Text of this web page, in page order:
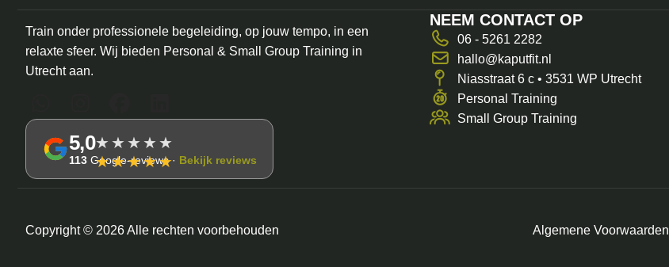
Train onder professionele begeleiding, op jouw tempo, in een
relaxte sfeer. Wij bieden Personal & Small Group Training in
Utrecht aan.
5,0★★★★★
★★★★★
113 Google-reviews · Bekijk reviews
NEEM CONTACT OP
06 - 5261 2282
hallo@kaputfit.nl
Niasstraat 6 c • 3531 WP Utrecht
Personal Training
Small Group Training
Copyright © 2026 Alle rechten voorbehouden Algemene Voorwaarden